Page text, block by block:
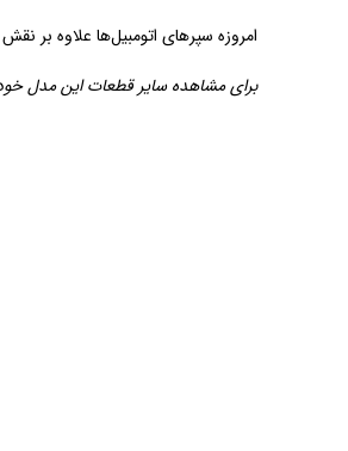
امروزه سپرهای اتومبیل‌ها علاوه بر
برای مشاهده سایر قطعات این مدل